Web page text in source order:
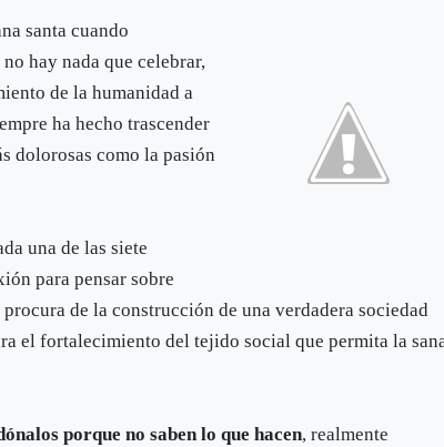
santa cuando
hay nada que celebrar,
de la humanidad a
ha hecho trascender
dolorosas como la pasión
una de las siete
para pensar sobre
de la construcción de una verdadera sociedad
el fortalecimiento del tejido social que permita la
porque no saben lo que hacen, realmente